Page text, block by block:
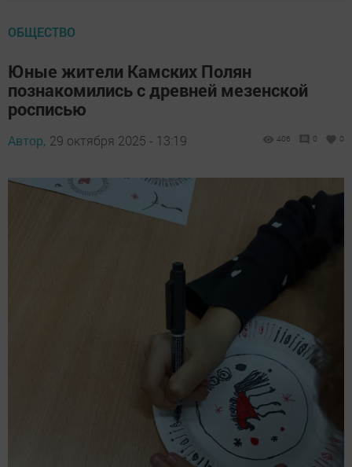
ОБЩЕСТВО
Юные жители Камских Полян
познакомились с древней мезенской
росписью
Автор, 29 октября 2025 - 13:19 406 0 0